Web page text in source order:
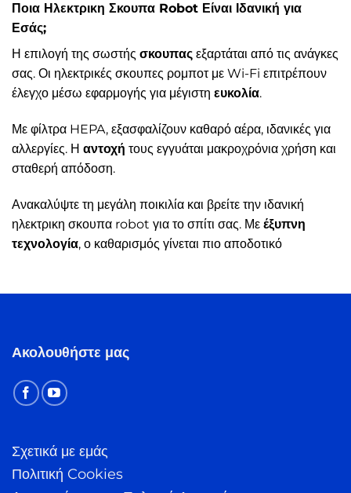
Ποια Ηλεκτρικη Σκουπα Robot Είναι Ιδανική για
Εσάς;
Η επιλογή της σωστής σκουπας εξαρτάται από τις ανάγκες
σας. Οι ηλεκτρικές σκουπες ρομποτ με Wi-Fi επιτρέπουν
έλεγχο μέσω εφαρμογής για μέγιστη ευκολία.
Με φίλτρα HEPA, εξασφαλίζουν καθαρό αέρα, ιδανικές για
αλλεργίες. Η αντοχή τους εγγυάται μακροχρόνια χρήση και
σταθερή απόδοση.
Ανακαλύψτε τη μεγάλη ποικιλία και βρείτε την ιδανική
ηλεκτρικη σκουπα robot για το σπίτι σας. Με έξυπνη
τεχνολογία, ο καθαρισμός γίνεται πιο αποδοτικό
Ακολουθήστε μας
Σχετικά με εμάς
Πολιτική Cookies